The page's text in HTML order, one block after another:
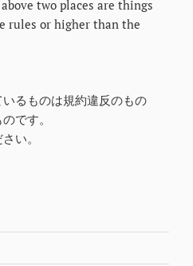
two places are things
rules or higher than the
るものは規約違反のもの
です。
い。